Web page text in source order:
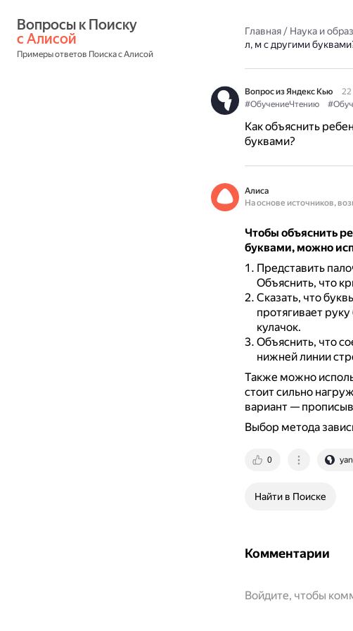
с Алисой
Примеры ответов Поиска с Алисой
Главная/ Наука и
л, м с другими
Вопрос из Яндекс Кью
22
#ОбучениеЧтению
Как объяснить
буквами?
Алиса
На основе источников,
Чтобы объяснить
буквами, можно
Представить
Объяснить, что
Сказать, что
протягивает
кулачок.
Объяснить, что
нижней линии
Также можно
стоит сильно
вариант —
Выбор метода
0
Найти в Поиске
Комментарии
Войдите, чтобы